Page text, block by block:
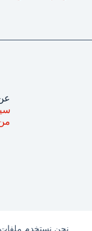
نحن نستخدم ملفات